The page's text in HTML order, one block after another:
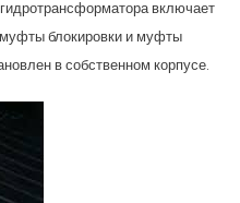
включает
блокировки и муфты
в собственном корпусе.